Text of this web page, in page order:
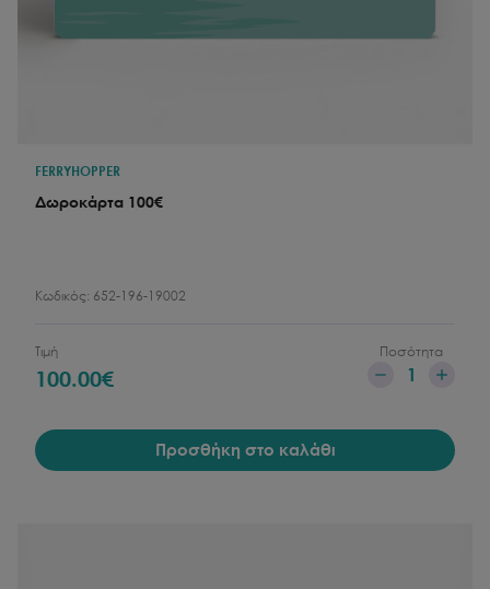
FERRYHOPPER
Δωροκάρτα 100€
Κωδικός: 652-196-19002
Τιμή
100.00€
Ποσότητα
1
Προσθήκη στο καλάθι